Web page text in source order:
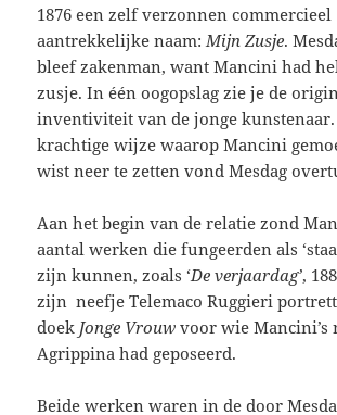
1876 een zelf verzonnen commercieel
aantrekkelijke naam: Mijn Zusje.
bleef zakenman, want Mancini had
zusje. In één oogopslag zie je de
inventiviteit van de jonge
krachtige wijze waarop Mancini
wist neer te zetten vond Mesdag
Aan het begin van de relatie zond
aantal werken die fungeerden als
zijn kunnen, zoals ‘De verjaardag’,
zijn neefje Telemaco Ruggieri
doek Jonge Vrouw voor wie Mancini’s
Agrippina had geposeerd.
Beide werken waren in de door